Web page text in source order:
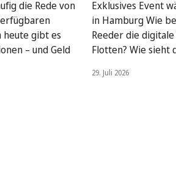
die Rede von
heute gibt es
– und Geld
Exklusives Event
in Hamburg Wie
Reeder die
Flotten? Wie sieht
29. Juli 2026